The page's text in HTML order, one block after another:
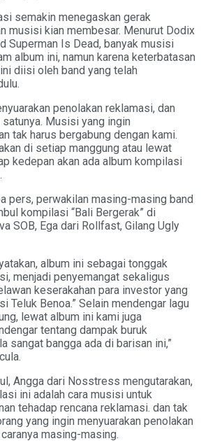
semakin menegaskan gerak
musisi kian membesar. Menurut Dodix
Superman Is Dead, banyak musisi
album ini, namun karena keterbatasan
diisi oleh band yang telah
penolakan reklamasi, dan
Musisi yang ingin
tak harus bergabung dengan kami.
di setiap manggung atau lewat
kedepan akan ada album kompilasi
pers, perwakilan masing-masing band
kompilasi “Bali Bergerak” di
SOB, Ega dari Rollfast, Gilang Ugly
album ini sebagai tonggak
menjadi penyemangat sekaligus
keserakahan para investor yang
Teluk Benoa.” Selain mendengar lagu
lewat album ini kami juga
tentang dampak buruk
sangat bangga ada di barisan ini,”
Angga dari Nosstress mengutarakan,
ini adalah cara musisi untuk
tehadap rencana reklamasi. dan tak
yang ingin menyuarakan penolakan
masing-masing.